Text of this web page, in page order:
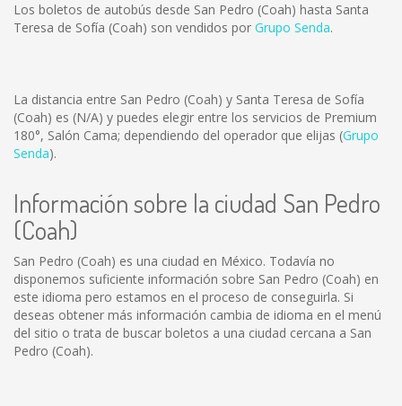
Los boletos de autobús desde San Pedro (Coah) hasta Santa
Teresa de Sofía (Coah) son vendidos por Grupo Senda.
La distancia entre San Pedro (Coah) y Santa Teresa de Sofía
(Coah) es (N/A) y puedes elegir entre los servicios de Premium
180°, Salón Cama; dependiendo del operador que elijas (Grupo
Senda).
Información sobre la ciudad San Pedro
(Coah)
San Pedro (Coah) es una ciudad en México. Todavía no
disponemos suficiente información sobre San Pedro (Coah) en
este idioma pero estamos en el proceso de conseguirla. Si
deseas obtener más información cambia de idioma en el menú
del sitio o trata de buscar boletos a una ciudad cercana a San
Pedro (Coah).